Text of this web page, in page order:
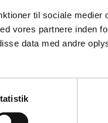
til sociale medier
vores partnere inden
data med andre
vi, at det er tilpasset
din arbejdsplads.